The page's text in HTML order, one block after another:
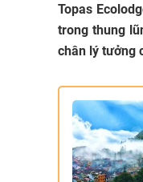
Topas
trong thung
chân lý tưởng